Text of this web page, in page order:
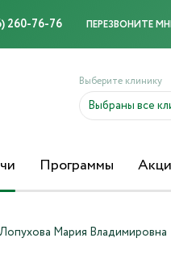
260-76-76 ПЕРЕЗВОНИТЕ
Выберите клинику
Выбраны все
Программы
Лопухова Мария Владимировна